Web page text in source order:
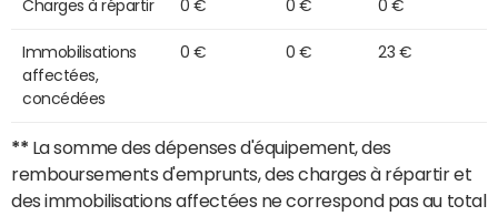
Charges à répartir 0 € 0 € 0 €
Immobilisations
affectées,
concédées
0 € 0 € 23 €
** La somme des dépenses d'équipement, des
remboursements d'emprunts, des charges à répartir et
des immobilisations affectées ne correspond pas au total